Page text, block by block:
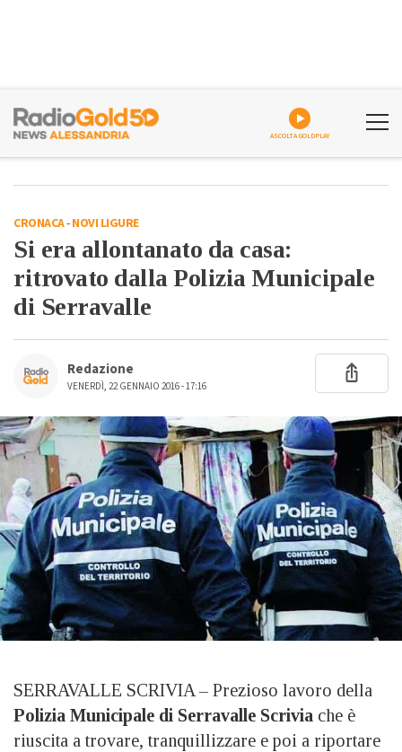
ASCOLTA GOLDPLAY
CRONACA-NOVI LIGURE
Si era allontanato da casa:
ritrovato dalla Polizia Municipale
di Serravalle
Redazione
VENERDÌ, 22 GENNAIO 2016 - 17:16
SERRAVALLE SCRIVIA – Prezioso lavoro della
Polizia Municipale di Serravalle Scrivia che è
riuscita a trovare, tranquillizzare e poi a riportare